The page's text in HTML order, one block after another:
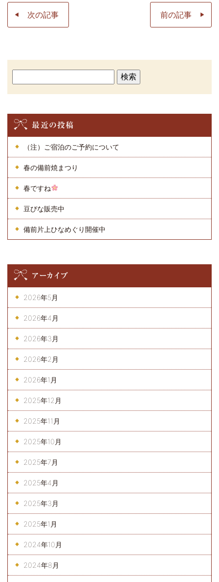
次の記事 前の記事
索:
最近の投稿
（注）ご宿泊のご予約について
春の備前焼まつり
春ですね
豆びな販売中
備前片上ひなめぐり開催中
アーカイブ
2026年5月
2026年4月
2026年3月
2026年2月
2026年1月
2025年12月
2025年11月
2025年10月
2025年7月
2025年4月
2025年3月
2025年1月
2024年10月
2024年8月